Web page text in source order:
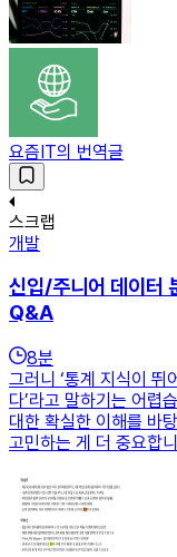
요즘IT의 번역글
스크랩
개발
신입/주니어 데이터
Q&A
8분
그러니 ‘통계 지식이 뛰
다’라고 말하기는 어렵
대한 확실한 이해를 바
고민하는 게 더 중요합